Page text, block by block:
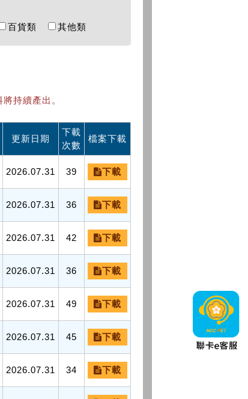
百貨類 其他類
持續產出。
更新日期
下載
次數
檔案下載
2026.07.31 39 下載
2026.07.31 36 下載
2026.07.31 42 下載
2026.07.31 36 下載
2026.07.31 49 下載
2026.07.31 45 下載
2026.07.31 34 下載